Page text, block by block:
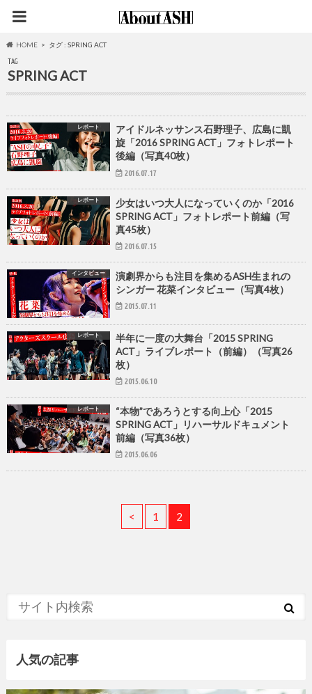
HOME タグ : SPRING ACT
TAG
SPRING ACT
レポート
アイドルネッサンス石野理子、広島に凱
旋「2016 SPRING ACT」フォトレポート
後編（写真40枚）
2016.07.17
レポート
少女はいつ大人になっていくのか「2016
SPRING ACT」フォトレポート前編（写
真45枚）
2016.07.15
インタビュー
演劇界からも注目を集めるASH生まれの
シンガー 花菜インタビュー（写真4枚）
2015.07.11
レポート
半年に一度の大舞台「2015 SPRING
ACT」ライブレポート（前編）（写真26
枚）
2015.06.10
レポート
“本物”であろうとする向上心「2015
SPRING ACT」リハーサルドキュメント
前編（写真36枚）
2015.06.06
< 1 2
人気の記事